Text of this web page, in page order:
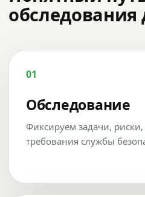
обследования
01
Обследование
Фиксируем задачи,
требования службы